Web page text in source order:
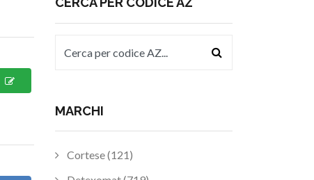
MARCHI
Cortese (121)